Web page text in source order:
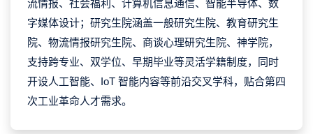
流情报、社会福利、计算机信息通信、智能半导体、数
字媒体设计；研究生院涵盖一般研究生院、教育研究生
院、物流情报研究生院、商谈心理研究生院、神学院，
支持跨专业、双学位、早期毕业等灵活学籍制度，同时
开设人工智能、IoT 智能内容等前沿交叉学科，贴合第四
次工业革命人才需求。